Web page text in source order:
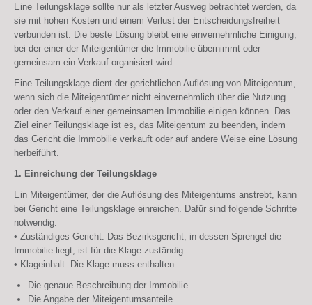
Eine Teilungsklage sollte nur als letzter Ausweg betrachtet werden, da
sie mit hohen Kosten und einem Verlust der Entscheidungsfreiheit
verbunden ist. Die beste Lösung bleibt eine einvernehmliche Einigung,
bei der einer der Miteigentümer die Immobilie übernimmt oder
gemeinsam ein Verkauf organisiert wird.
Eine Teilungsklage dient der gerichtlichen Auflösung von Miteigentum,
wenn sich die Miteigentümer nicht einvernehmlich über die Nutzung
oder den Verkauf einer gemeinsamen Immobilie einigen können. Das
Ziel einer Teilungsklage ist es, das Miteigentum zu beenden, indem
das Gericht die Immobilie verkauft oder auf andere Weise eine Lösung
herbeiführt.
1. Einreichung der Teilungsklage
Ein Miteigentümer, der die Auflösung des Miteigentums anstrebt, kann
bei Gericht eine Teilungsklage einreichen. Dafür sind folgende Schritte
notwendig:
• Zuständiges Gericht: Das Bezirksgericht, in dessen Sprengel die
Immobilie liegt, ist für die Klage zuständig.
• Klageinhalt: Die Klage muss enthalten:
Die genaue Beschreibung der Immobilie.
Die Angabe der Miteigentumsanteile.